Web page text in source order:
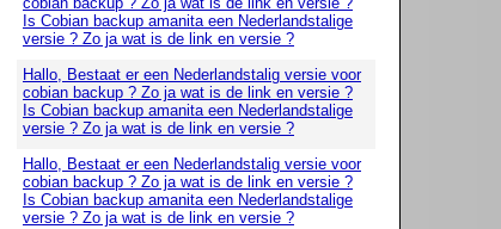
Is Cobian backup amanita een Nederlandstalige
versie ? Zo ja wat is de link en versie ?
Hallo, Bestaat er een Nederlandstalig versie voor
cobian backup ? Zo ja wat is de link en versie ?
Is Cobian backup amanita een Nederlandstalige
versie ? Zo ja wat is de link en versie ?
Hallo, Bestaat er een Nederlandstalig versie voor
cobian backup ? Zo ja wat is de link en versie ?
Is Cobian backup amanita een Nederlandstalige
versie ? Zo ja wat is de link en versie ?